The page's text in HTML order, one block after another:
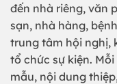
đến nhà riêng, văn
sạn, nhà hàng,
trung tâm hội nghị,
tổ chức sự kiện.
mẫu, nội dung